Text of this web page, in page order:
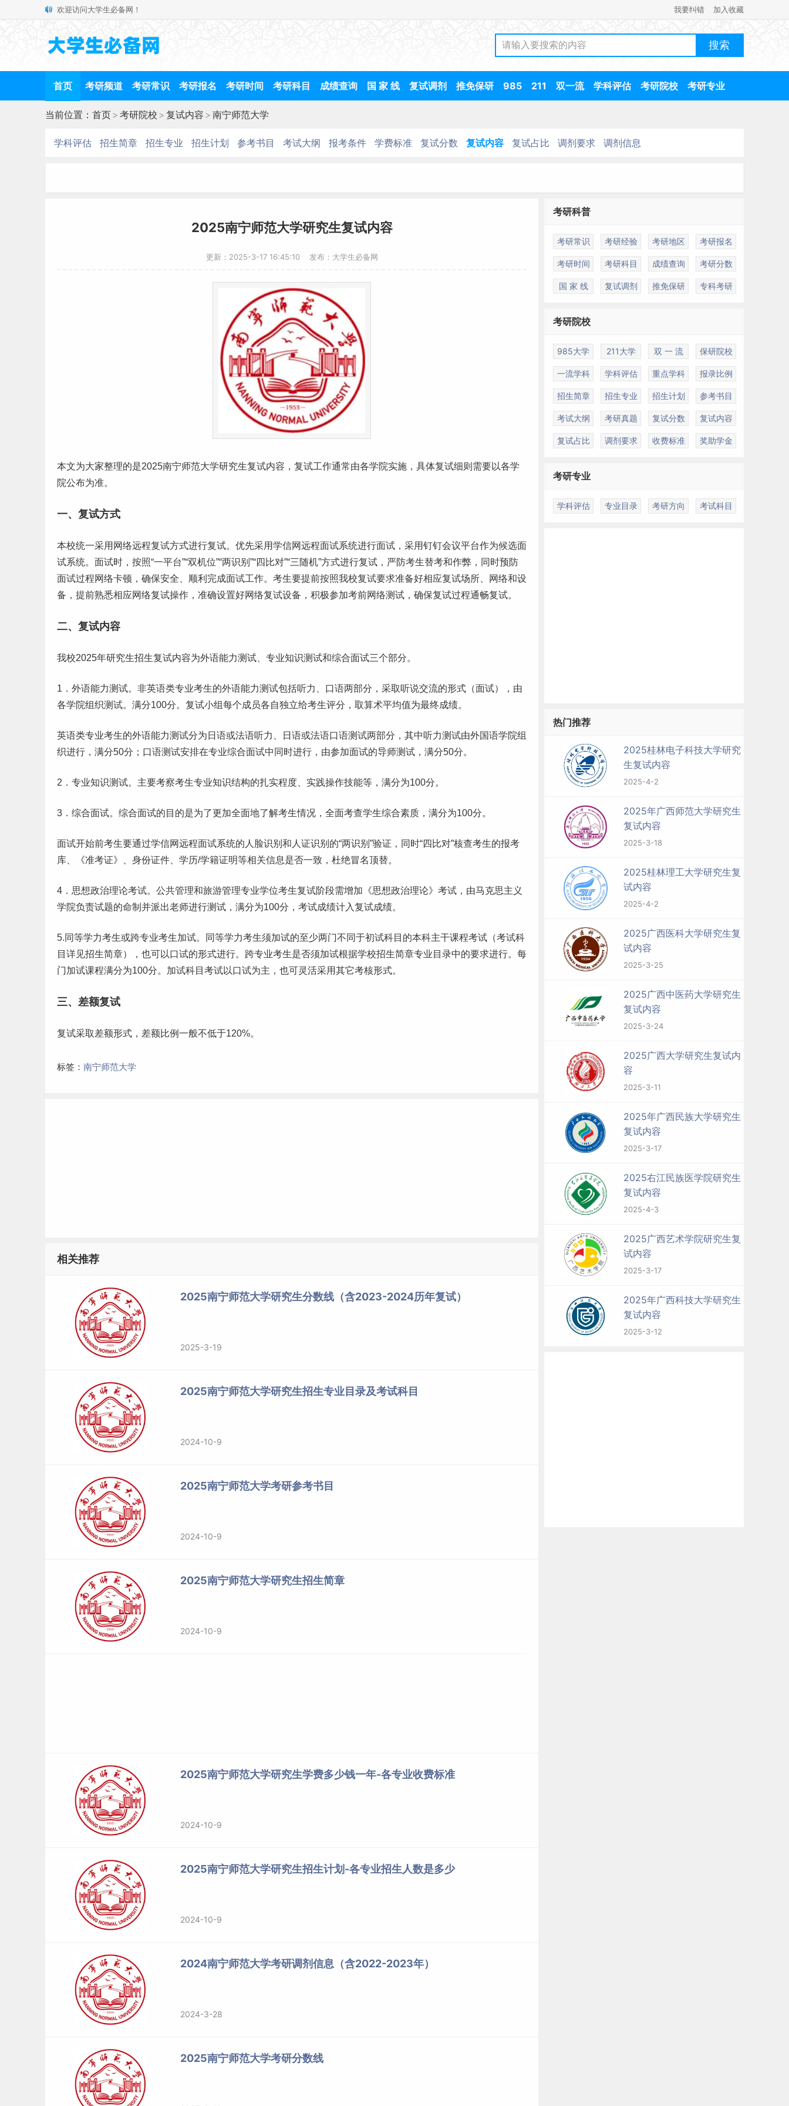
欢迎访问大学生必备网！ 我要纠错 加入收藏
首页 考研频道 考研常识 考研报名 考研时间 考研科目 成绩查询 国 家 线 复试调剂 推免保研 985 211 双一流 学科评估 考研院校 考研专业
当前位置： 首页> 考研院校 > 复试内容 > 南宁师范大学
学科评估 招生简章 招生专业 招生计划 参考书目 考试大纲 报考条件 学费标准 复试分数 复试内容 复试占比 调剂要求 调剂信息
2025南宁师范大学研究生复试内容
更新：2025-3-17 16:45:10 发布：大学生必备网
本文为大家整理的是2025南宁师范大学研究生复试内容，复试工作通常由各学院实施，具体复试细则需要以各学
院公布为准。
一、复试方式
本校统一采用网络远程复试方式进行复试。优先采用学信网远程面试系统进行面试，采用钉钉会议平台作为候选面
试系统。面试时，按照“一平台”“双机位”“两识别”“四比对”“三随机”方式进行复试，严防考生替考和作弊，同时预防
面试过程网络卡顿，确保安全、顺利完成面试工作。考生要提前按照我校复试要求准备好相应复试场所、网络和设
备，提前熟悉相应网络复试操作，准确设置好网络复试设备，积极参加考前网络测试，确保复试过程通畅复试。
二、复试内容
我校2025年研究生招生复试内容为外语能力测试、专业知识测试和综合面试三个部分。
1．外语能力测试。非英语类专业考生的外语能力测试包括听力、口语两部分，采取听说交流的形式（面试），由
各学院组织测试。满分100分。复试小组每个成员各自独立给考生评分，取算术平均值为最终成绩。
英语类专业考生的外语能力测试分为日语或法语听力、日语或法语口语测试两部分，其中听力测试由外国语学院组
织进行，满分50分；口语测试安排在专业综合面试中同时进行，由参加面试的导师测试，满分50分。
2．专业知识测试。主要考察考生专业知识结构的扎实程度、实践操作技能等，满分为100分。
3．综合面试。综合面试的目的是为了更加全面地了解考生情况，全面考查学生综合素质，满分为100分。
面试开始前考生要通过学信网远程面试系统的人脸识别和人证识别的“两识别”验证，同时“四比对”核查考生的报考
库、《准考证》、身份证件、学历/学籍证明等相关信息是否一致，杜绝冒名顶替。
4．思想政治理论考试。公共管理和旅游管理专业学位考生复试阶段需增加《思想政治理论》考试，由马克思主义
学院负责试题的命制并派出老师进行测试，满分为100分，考试成绩计入复试成绩。
5.同等学力考生或跨专业考生加试。同等学力考生须加试的至少两门不同于初试科目的本科主干课程考试（考试科
目详见招生简章），也可以口试的形式进行。跨专业考生是否须加试根据学校招生简章专业目录中的要求进行。每
门加试课程满分为100分。加试科目考试以口试为主，也可灵活采用其它考核形式。
三、差额复试
复试采取差额形式，差额比例一般不低于120%。
标签： 南宁师范大学
相关推荐
2025南宁师范大学研究生分数线（含2023-2024历年复试）
2025-3-19
2025南宁师范大学研究生招生专业目录及考试科目
2024-10-9
2025南宁师范大学考研参考书目
2024-10-9
2025南宁师范大学研究生招生简章
2024-10-9
2025南宁师范大学研究生学费多少钱一年-各专业收费标准
2024-10-9
2025南宁师范大学研究生招生计划-各专业招生人数是多少
2024-10-9
2024南宁师范大学考研调剂信息（含2022-2023年）
2024-3-28
2025南宁师范大学考研分数线
考研科普
考研常识 考研经验 考研地区 考研报名
考研时间 考研科目 成绩查询 考研分数
国 家 线 复试调剂 推免保研 专科考研
考研院校
985大学 211大学 双 一 流 保研院校
一流学科 学科评估 重点学科 报录比例
招生简章 招生专业 招生计划 参考书目
考试大纲 考研真题 复试分数 复试内容
复试占比 调剂要求 收费标准 奖助学金
考研专业
学科评估 专业目录 考研方向 考试科目
热门推荐
2025桂林电子科技大学研究
生复试内容
2025-4-2
2025年广西师范大学研究生
复试内容
2025-3-18
2025桂林理工大学研究生复
试内容
2025-4-2
2025广西医科大学研究生复
试内容
2025-3-25
2025广西中医药大学研究生
复试内容
2025-3-24
2025广西大学研究生复试内
容
2025-3-11
2025年广西民族大学研究生
复试内容
2025-3-17
2025右江民族医学院研究生
复试内容
2025-4-3
2025广西艺术学院研究生复
试内容
2025-3-17
2025年广西科技大学研究生
复试内容
2025-3-12